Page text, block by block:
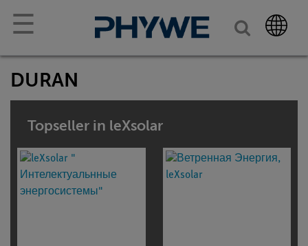
☰
DURAN
Topseller in leXsolar